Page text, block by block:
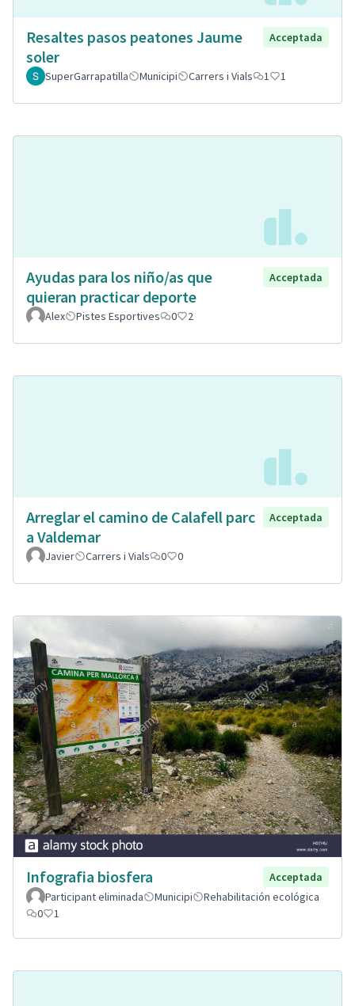
Resaltes pasos peatones Jaume
soler
Acceptada
SuperGarrapatilla Municipi Carrers i Vials 1 1
Ayudas para los niño/as que
quieran practicar deporte
Acceptada
Alex Pistes Esportives 0 2
Arreglar el camino de Calafell parc
a Valdemar
Acceptada
Javier Carrers i Vials 0 0
Infografia biosfera
Acceptada
Participant eliminada
Municipi
Rehabilitación ecológica
0
1